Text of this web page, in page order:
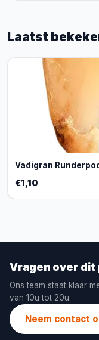
Laatst
Vadigran
€1,10
Vragen over dit
Ons team staat klaar
van 10u tot 20u.
Neem contact